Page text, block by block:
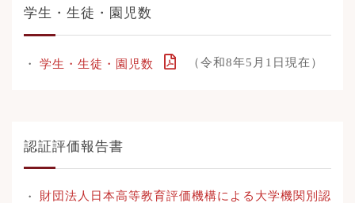
学生・生徒・園児数
学生・生徒・園児数 （令和8年5月1日現在）
認証評価報告書
財団法人日本高等教育評価機構による大学機関別認